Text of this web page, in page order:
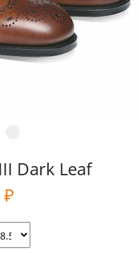
Dark Leaf
₽